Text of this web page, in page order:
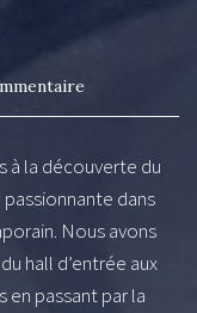
à la découverte du
dans
Nous avons
hall d’entrée aux
en passant par la